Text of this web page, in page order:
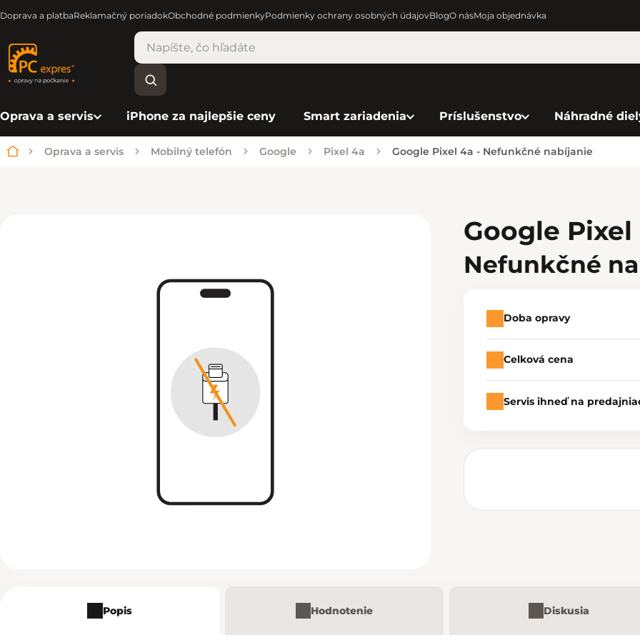
Doprava a platbaReklamačný poriadokObchodné podmienkyPodmienky ochrany osobných údajovBlogO násMoja objednávka
Oprava a servis iPhone za najlepšie ceny Smart zariadenia Príslušenstvo Náhradné
Domov
Oprava a servis Mobilný telefón Google Pixel 4a Google Pixel 4a - Nefunkčné nabíjanie
Google Pixel
Nefunkčné
Doba opravy
Celková cena
Servis ihneď na
Popis Hodnotenie Diskusia